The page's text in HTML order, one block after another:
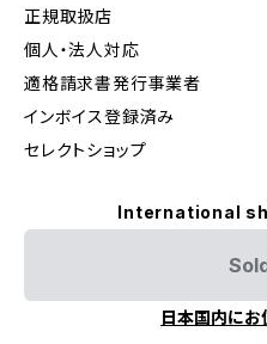
正規取扱店
個人・法人対応
適格請求書発行事業者
インボイス登録済み
セレクトショップ
International
日本国内にお